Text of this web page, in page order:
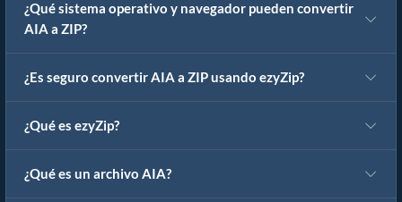
¿Qué sistema operativo y navegador pueden convertir
AIA a ZIP?
¿Es seguro convertir AIA a ZIP usando ezyZip?
¿Qué es ezyZip?
¿Qué es un archivo AIA?